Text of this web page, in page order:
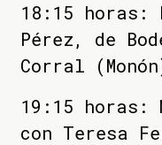
18:15 horas:
Pérez, de
Corral
19:15 horas:
con Teresa